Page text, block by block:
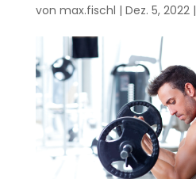
von max.fischl | Dez. 5, 2022|